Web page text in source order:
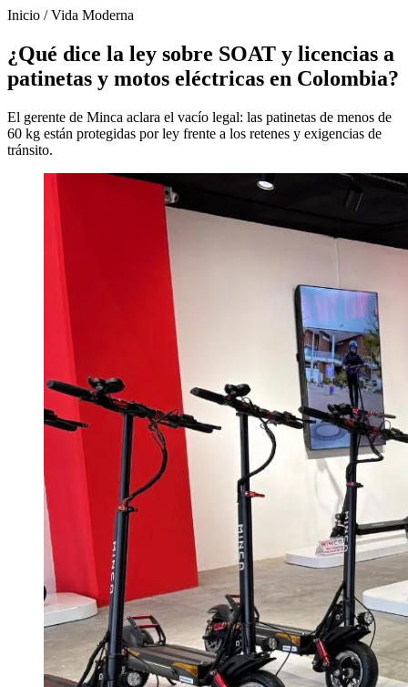
Inicio /Vida Moderna
¿Qué dice la ley sobre SOAT y licencias a
patinetas y motos eléctricas en Colombia?
El gerente de Minca aclara el vacío legal: las patinetas de menos de
60 kg están protegidas por ley frente a los retenes y exigencias de
tránsito.